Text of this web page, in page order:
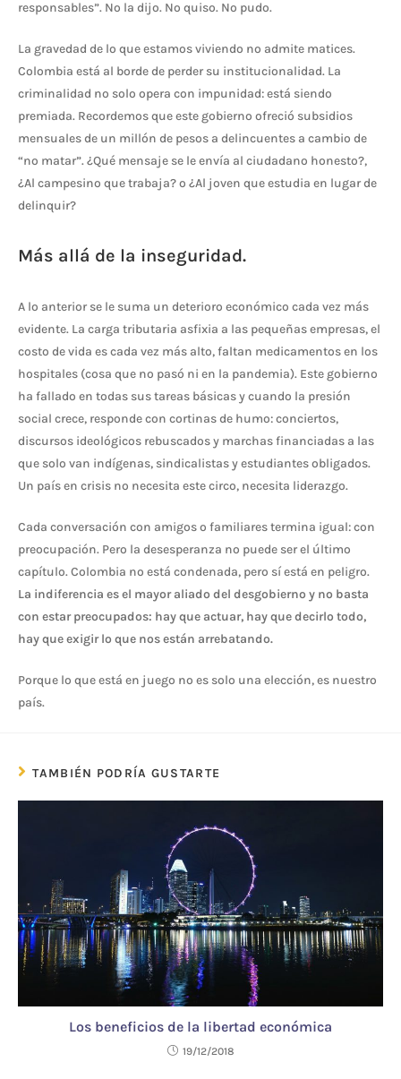
responsables”. No la dijo. No quiso. No pudo.
La gravedad de lo que estamos viviendo no admite matices.
Colombia está al borde de perder su institucionalidad. La
criminalidad no solo opera con impunidad: está siendo
premiada. Recordemos que este gobierno ofreció subsidios
mensuales de un millón de pesos a delincuentes a cambio de
“no matar”. ¿Qué mensaje se le envía al ciudadano honesto?,
¿Al campesino que trabaja? o ¿Al joven que estudia en lugar de
delinquir?
Más allá de la inseguridad.
A lo anterior se le suma un deterioro económico cada vez más
evidente. La carga tributaria asfixia a las pequeñas empresas, el
costo de vida es cada vez más alto, faltan medicamentos en los
hospitales (cosa que no pasó ni en la pandemia). Este gobierno
ha fallado en todas sus tareas básicas y cuando la presión
social crece, responde con cortinas de humo: conciertos,
discursos ideológicos rebuscados y marchas financiadas a las
que solo van indígenas, sindicalistas y estudiantes obligados.
Un país en crisis no necesita este circo, necesita liderazgo.
Cada conversación con amigos o familiares termina igual: con
preocupación. Pero la desesperanza no puede ser el último
capítulo. Colombia no está condenada, pero sí está en peligro.
La indiferencia es el mayor aliado del desgobierno y no basta
con estar preocupados: hay que actuar, hay que decirlo todo,
hay que exigir lo que nos están arrebatando.
Porque lo que está en juego no es solo una elección, es nuestro
país.
TAMBIÉN PODRÍA GUSTARTE
Los beneficios de la libertad económica
19/12/2018